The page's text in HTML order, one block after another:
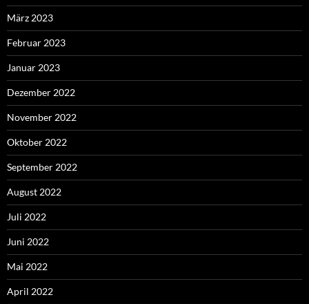
März 2023
Februar 2023
Januar 2023
Dezember 2022
November 2022
Oktober 2022
September 2022
August 2022
Juli 2022
Juni 2022
Mai 2022
April 2022